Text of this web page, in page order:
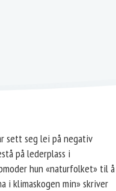
sett seg lei på negativ
på lederplass i
hun «naturfolket» til å
i klimaskogen min» skriver